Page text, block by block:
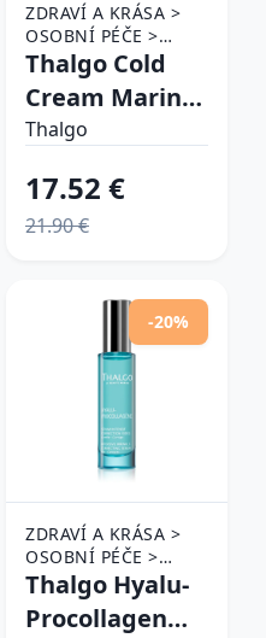
ZDRAVÍ A KRÁSA >
OSOBNÍ PÉČE >
KOSMETIKA > PÉČE
O PLEŤ
Thalgo Cold
Cream Marine
Deeply
Hand Cream
výživný krém
Thalgo
17.52 €
21.90 €
-20%
ZDRAVÍ A KRÁSA >
OSOBNÍ PÉČE >
KOSMETIKA > PÉČE
O PLEŤ
Thalgo Hyalu-
Procollagen